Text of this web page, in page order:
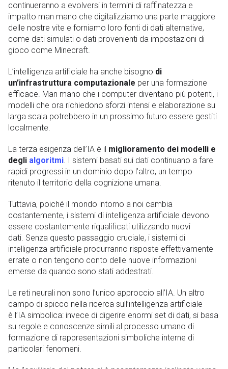
continueranno a evolversi in termini di raffinatezza e
impatto man mano che digitalizziamo una parte maggiore
delle nostre vite e forniamo loro fonti di dati alternative,
come dati simulati o dati provenienti da impostazioni di
gioco come Minecraft.
L’intelligenza artificiale ha anche bisogno di
un’infrastruttura computazionale per una formazione
efficace. Man mano che i computer diventano più potenti, i
modelli che ora richiedono sforzi intensi e elaborazione su
larga scala potrebbero in un prossimo futuro essere gestiti
localmente.
La terza esigenza dell’IA è il miglioramento dei modelli e
degli algoritmi. I sistemi basati sui dati continuano a fare
rapidi progressi in un dominio dopo l’altro, un tempo
ritenuto il territorio della cognizione umana.
Tuttavia, poiché il mondo intorno a noi cambia
costantemente, i sistemi di intelligenza artificiale devono
essere costantemente riqualificati utilizzando nuovi
dati. Senza questo passaggio cruciale, i sistemi di
intelligenza artificiale produrranno risposte effettivamente
errate o non tengono conto delle nuove informazioni
emerse da quando sono stati addestrati.
Le reti neurali non sono l’unico approccio all’IA. Un altro
campo di spicco nella ricerca sull’intelligenza artificiale
è l’IA simbolica: invece di digerire enormi set di dati, si basa
su regole e conoscenze simili al processo umano di
formazione di rappresentazioni simboliche interne di
particolari fenomeni.